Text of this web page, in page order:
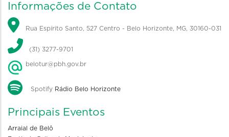
Informações de Contato
Rua Espírito Santo, 527 Centro - Belo Horizonte, MG, 30160-031
(31) 3277-9701
belotur@pbh.gov.br
Spotify Rádio Belo Horizonte
Principais Eventos
Arraial de Belô